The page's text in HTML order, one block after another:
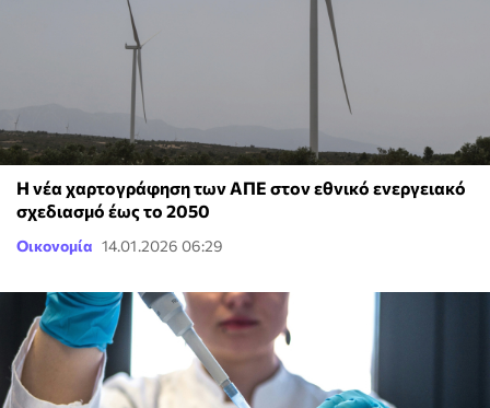
Η νέα χαρτογράφηση των ΑΠΕ στον εθνικό ενεργειακό
σχεδιασμό έως το 2050
Οικονομία 14.01.2026 06:29